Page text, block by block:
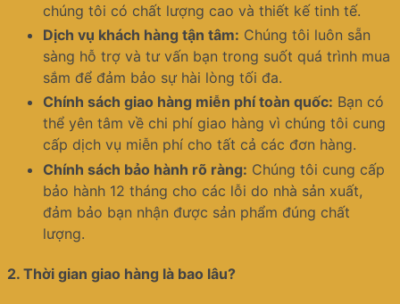
chúng tôi có chất lượng cao và thiết kế tinh tế.
Dịch vụ khách hàng tận tâm: Chúng tôi luôn sẵn
sàng hỗ trợ và tư vấn bạn trong suốt quá trình mua
sắm để đảm bảo sự hài lòng tối đa.
Chính sách giao hàng miễn phí toàn quốc: Bạn có
thể yên tâm về chi phí giao hàng vì chúng tôi cung
cấp dịch vụ miễn phí cho tất cả các đơn hàng.
Chính sách bảo hành rõ ràng: Chúng tôi cung cấp
bảo hành 12 tháng cho các lỗi do nhà sản xuất,
đảm bảo bạn nhận được sản phẩm đúng chất
lượng.
2. Thời gian giao hàng là bao lâu?